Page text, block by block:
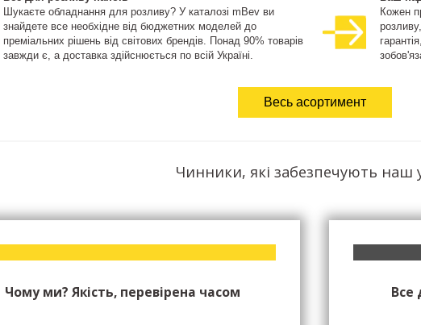
Шукаєте обладнання для розливу? У каталозі mBev ви
знайдете все необхідне від бюджетних моделей до
преміальних рішень від світових брендів. Понад 90% товарів
завжди є, а доставка здійснюється по всій Україні.
Кожен
Весь асортимент
Чинники, які забезпечують наш
Чому ми? Якість, перевірена часом
Все